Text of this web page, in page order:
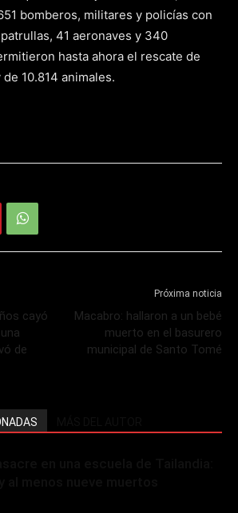
bomberos, militares y policías con
41 aeronaves y 340
hasta ahora el rescate de
10.814 animales.
cayó
de
Próxima noticia
Macabro: hallaron a un bebé
muerto en el basurero
municipal de Santo Tomé